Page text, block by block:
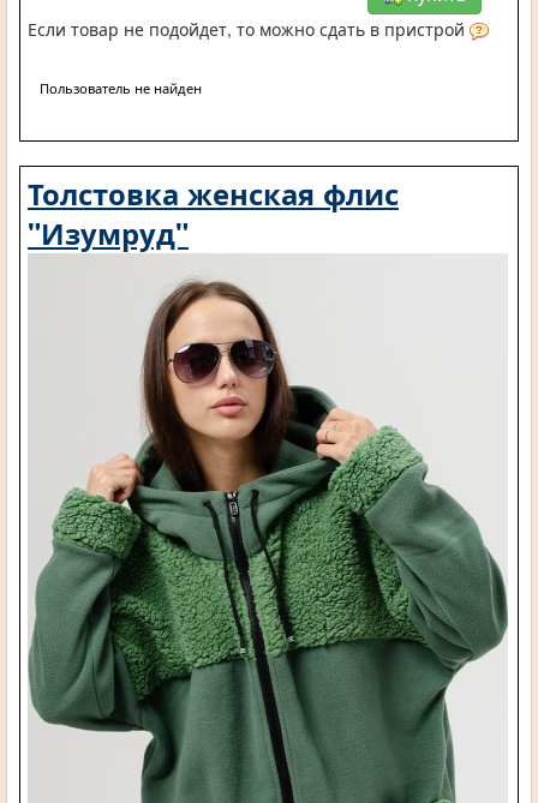
Если товар не подойдет, то можно сдать в пристрой
Пользователь не найден
Толстовка женская флис
"Изумруд"